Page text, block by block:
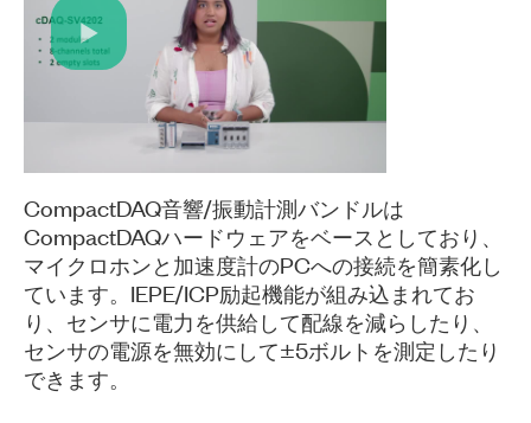
CompactDAQ音響/振動計測バンドルは
CompactDAQハードウェアをベースとしており、
マイクロホンと加速度計のPCへの接続を簡素化し
ています。IEPE/ICP励起機能が組み込まれてお
り、センサに電力を供給して配線を減らしたり、
センサの電源を無効にして±5ボルトを測定したり
できます。